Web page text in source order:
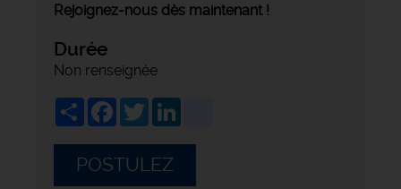
Rejoignez-nous dès maintenant !
Durée
Non renseignée
ShareFacebook
Twitter
POSTULEZ